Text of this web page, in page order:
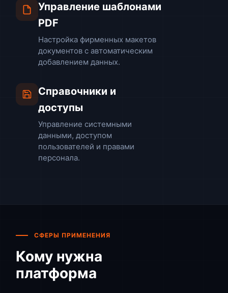
Управление шаблонами
PDF
Настройка фирменных макетов
документов с автоматическим
добавлением данных.
Справочники и
доступы
Управление системными
данными, доступом
пользователей и правами
персонала.
СФЕРЫ ПРИМЕНЕНИЯ
Кому нужна
платформа